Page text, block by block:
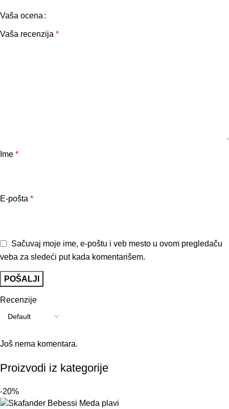
Recenzije
Još nema komentara.
Vaša ocena
Vaša recenzija *
Ime *
E-pošta *
Sačuvaj moje ime, e-poštu i veb mesto u ovom pregledaču
veba za sledeći put kada komentarišem.
Proizvodi iz kategorije
-20%